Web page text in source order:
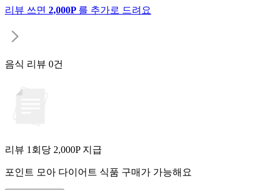
리뷰 쓰면 2,000P 를 추가로 드려요
음식 리뷰 0건
리뷰 1회당 2,000P 지급
포인트 모아 다이어트 식품 구매가 가능해요